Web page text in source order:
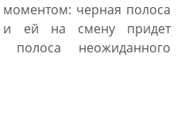
черная полоса
и ей на смену придет
полоса неожиданного